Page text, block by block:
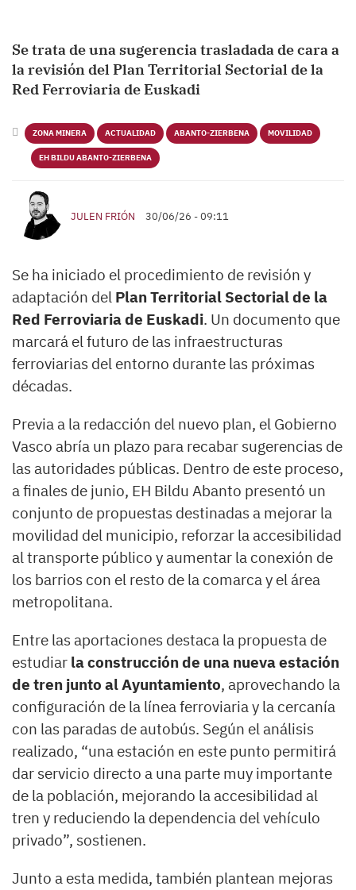
Se trata de una sugerencia trasladada de cara a
la revisión del Plan Territorial Sectorial de la
Red Ferroviaria de Euskadi
ZONA MINERA ACTUALIDAD ABANTO-ZIERBENA MOVILIDAD
EH BILDU ABANTO-ZIERBENA
JULEN FRIÓN 30/06/26 - 09:11
Se ha iniciado el procedimiento de revisión y
adaptación del Plan Territorial Sectorial de la
Red Ferroviaria de Euskadi. Un documento que
marcará el futuro de las infraestructuras
ferroviarias del entorno durante las próximas
décadas.
Previa a la redacción del nuevo plan, el Gobierno
Vasco abría un plazo para recabar sugerencias de
las autoridades públicas. Dentro de este proceso,
a finales de junio, EH Bildu Abanto presentó un
conjunto de propuestas destinadas a mejorar la
movilidad del municipio, reforzar la accesibilidad
al transporte público y aumentar la conexión de
los barrios con el resto de la comarca y el área
metropolitana.
Entre las aportaciones destaca la propuesta de
estudiar la construcción de una nueva estación
de tren junto al Ayuntamiento, aprovechando la
configuración de la línea ferroviaria y la cercanía
con las paradas de autobús. Según el análisis
realizado, “una estación en este punto permitirá
dar servicio directo a una parte muy importante
de la población, mejorando la accesibilidad al
tren y reduciendo la dependencia del vehículo
privado”, sostienen.
Junto a esta medida, también plantean mejoras